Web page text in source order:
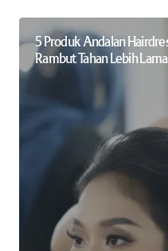
5 Produk Andalan
Rambut Tahan Lebih Lama